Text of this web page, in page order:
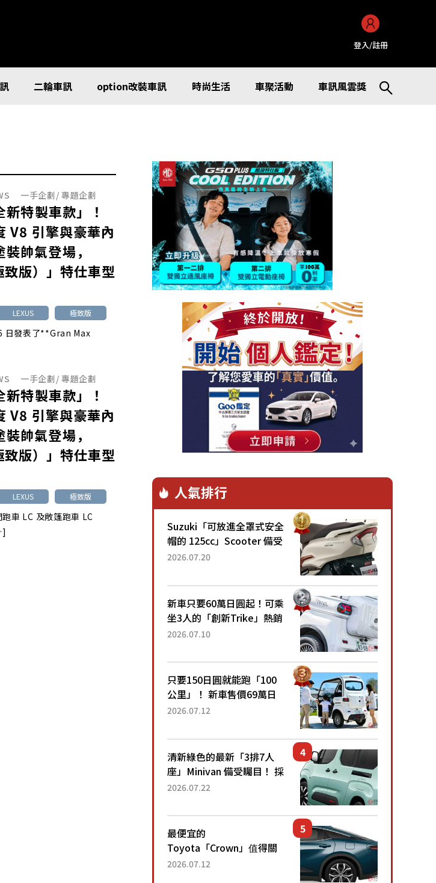
登入/註冊
二輪車訊 option改裝車訊 時尚生活 車聚活動 車訊風雲獎
一手企劃 /專題企劃
特製車款」！
V8 引擎與豪華內
帥氣登場，
版）」特仕車型
LEXUS 極致版
日發表了**Gran Max
一手企劃 /專題企劃
特製車款」！
V8 引擎與豪華內
帥氣登場，
版）」特仕車型
LEXUS 極致版
車 LC 及敞篷跑車 LC
人氣排行
Suzuki「可放進全罩式安全
帽的 125cc」Scooter 備受
矚目！採用全新流線設計與
已陸續開始出口的新款
「B...
2026.07.20
新車只要60萬日圓起！可乘
坐3人的「創新Trike」熱銷
大賣成為人氣車款！「養車
日圓就能跑100公里」「小
朋友坐得...
2026.07.10
只要150日圓就能跑「100
公里」！ 新車售價69萬日
圓的「3人座」Trike大受歡
為何能迅速熱賣？
2026.07.12
清新綠色的最新「3排7人
座」Minivan 備受矚目！ 採
用全長4.7公尺剛剛好的車
還推出467萬元日圓起的5
人座版...
2026.07.22
最便宜的
Toyota「Crown」值得關
注！ 搭載4WD、每公升
2026.07.12